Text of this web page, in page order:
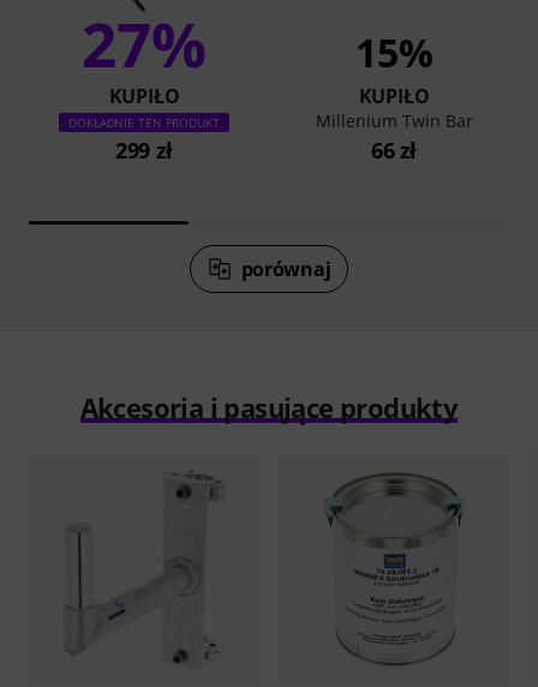
27%
KUPIŁO
DOKŁADNIE TEN PRODUKT
299 zł
15%
KUPIŁO
Millenium Twin Bar
66 zł
porównaj
Akcesoria i pasujące produkty